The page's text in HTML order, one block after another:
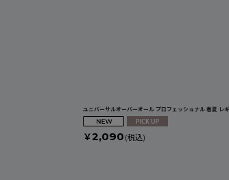
ユニバーサルオーバーオール プロフェッショナル 春夏
￥ 2,090 (税込)